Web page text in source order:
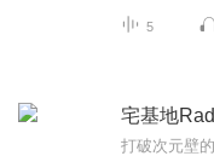
5
宅基地
打破次元壁